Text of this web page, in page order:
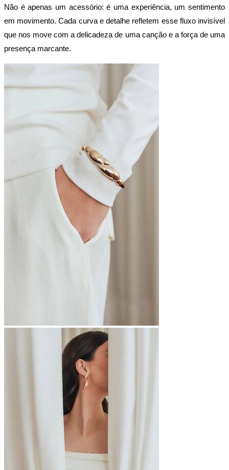
Não é apenas um acessório: é uma experiência, um sentimento
em movimento. Cada curva e detalhe refletem esse fluxo invisível
que nos move com a delicadeza de uma canção e a força de uma
presença marcante.